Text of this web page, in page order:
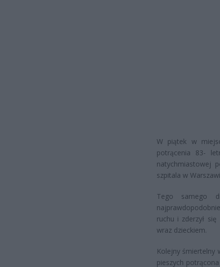
W piątek w
potrącenia 83-
natychmiastowej
szpitala w
Tego samego
ruchu i zderzył
wraz dzieckiem.
Kolejny śmiertelny
pieszych